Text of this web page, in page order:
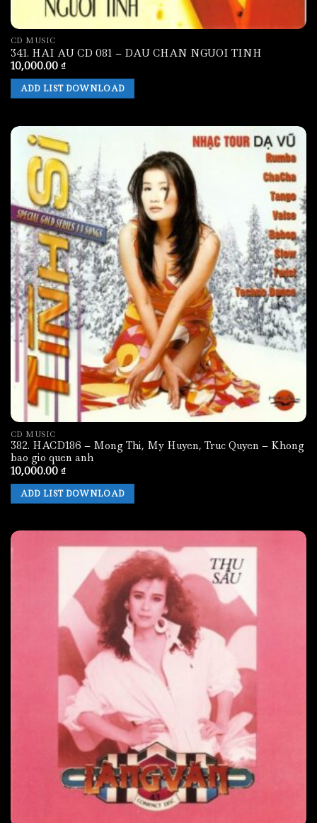
CD MUSIC
341. HAI AU CD 081 – DAU CHAN NGUOI TINH
10,000.00 ₫
ADD LIST DOWNLOAD
CD MUSIC
382. HACD186 – Mong Thi, My Huyen, Truc Quyen – Khong
bao gio quen anh
10,000.00 ₫
ADD LIST DOWNLOAD